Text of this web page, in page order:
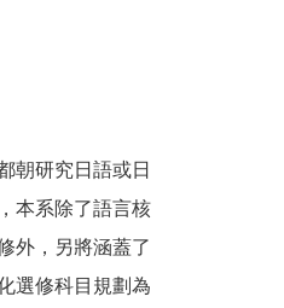
朝研究日語或日
本系除了語言核
外，另將涵蓋了
選修科目規劃為